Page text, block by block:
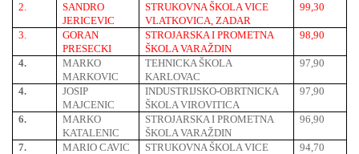
2.
SANDRO
JERICEVIC
STRUKOVNA ŠKOLA VICE
VLATKOVICA, ZADAR
99,30
3.
GORAN
PRESECKI
STROJARSKA I PROMETNA
ŠKOLA VARAŽDIN
98,90
4.
MARKO
MARKOVIC
TEHNICKA ŠKOLA
KARLOVAC
97,90
4.
JOSIP
MAJCENIC
INDUSTRIJSKO-OBRTNICKA
ŠKOLA VIROVITICA
97,90
6.
MARKO
KATALENIC
STROJARSKA I PROMETNA
ŠKOLA VARAŽDIN
96,90
7. MARIO CAVIC
STRUKOVNA ŠKOLA VICE
94,70